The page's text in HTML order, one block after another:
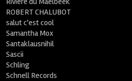
ROBERT CHALUBOT
salut c'est cool
Samantha Mox
Santaklausnihil
Sascii
Schling
Schnell Records